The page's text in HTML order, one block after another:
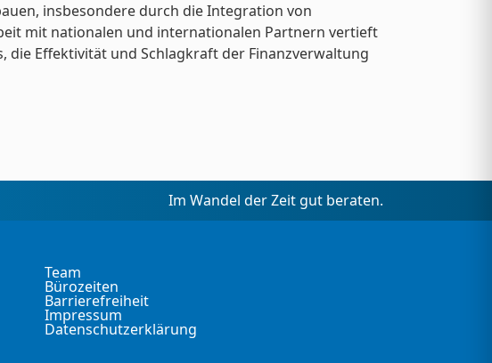
insbesondere durch die Integration von
mit nationalen und internationalen Partnern vertieft
die Effektivität und Schlagkraft der Finanzverwaltung
Im Wandel der Zeit gut beraten.
Team
Bürozeiten
Barrierefreiheit
Impressum
Datenschutzerklärung